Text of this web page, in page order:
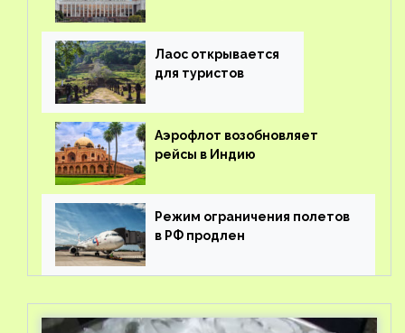
вывоз россиян из-за рубежа
Лаос открывается
для туристов
Аэрофлот возобновляет
рейсы в Индию
Режим ограничения полетов
в РФ продлен